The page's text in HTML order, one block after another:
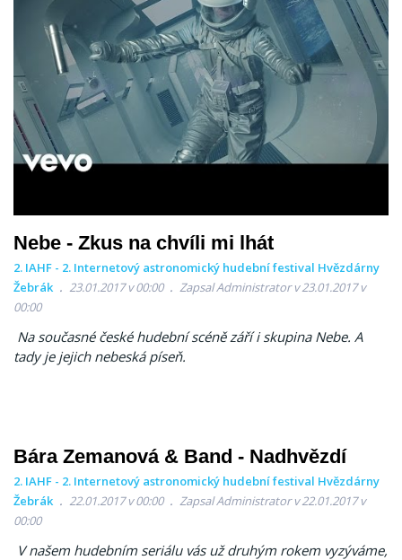
Nebe - Zkus na chvíli mi lhát
2. IAHF - 2. Internetový astronomický hudební festival Hvězdárny
Žebrák
23.01.2017 v 00:00
Zapsal Administrator v 23.01.2017 v
00:00
Na současné české hudební scéně září i skupina Nebe. A
tady je jejich nebeská píseň.
Bára Zemanová & Band - Nadhvězdí
2. IAHF - 2. Internetový astronomický hudební festival Hvězdárny
Žebrák
22.01.2017 v 00:00
Zapsal Administrator v 22.01.2017 v
00:00
V našem hudebním seriálu vás už druhým rokem vyzýváme,